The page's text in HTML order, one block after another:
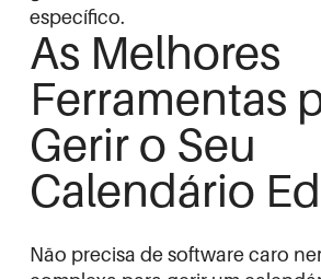
específico.
As Melhores
Ferramentas
Gerir o Seu
Calendário
Não precisa de software caro